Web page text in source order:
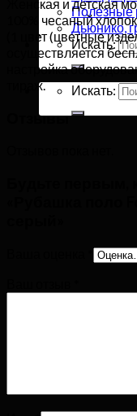
Полезные
Дьюнико,
Искать:
Искать:
Женская и детская
100% чесаный
(1 цвет (цветные
осуществляется
настройка
тираж.
Отзывы